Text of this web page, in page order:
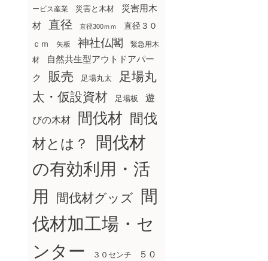
ービス産業
災害と木材
災害用木
材
直径 直径300ｍｍ
直径３０
ｃｍ
矢板 神社仏閣
緊急用木
材
自然共生型アウトドアパー
ク
販売 足場丸太
足場丸
太・仮設資材
足場板 遊
びの木材 間伐材 間伐
材とは？
間伐材
の有効利用・活
用
間伐材グッズ
間
伐材加工場・セ
ンター
３０センチ ５０